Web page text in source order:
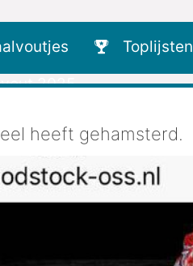
Toplijsten
2025
heeft gehamsterd.